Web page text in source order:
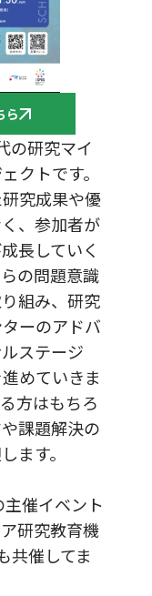
ら
の研究マイ
クトです。
究成果や優
、参加者が
長していく
の問題意識
組み、研究
ーのアドバ
ステージ
めていきま
方はもちろ
課題解決の
ます。
催イベント
研究教育機
共催してま